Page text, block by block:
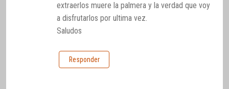
extraerlos muere la palmera y la verdad que voy
a disfrutarlos por ultima vez.
Saludos
Responder